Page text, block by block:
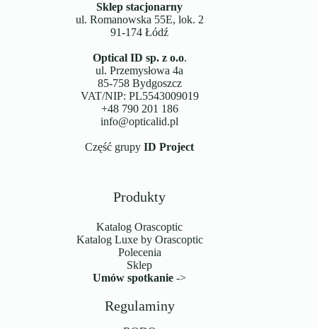
Sklep stacjonarny
ul. Romanowska 55E, lok. 2
91-174 Łódź
Optical ID sp. z o.o.
ul. Przemysłowa 4a
85-758 Bydgoszcz
VAT/NIP: PL5543009019
+48 790 201 186
info@opticalid.pl
Część grupyID Project
Produkty
Katalog Orascoptic
Katalog Luxe by Orascoptic
Polecenia
Sklep
Umów spotkanie ->
Regulaminy